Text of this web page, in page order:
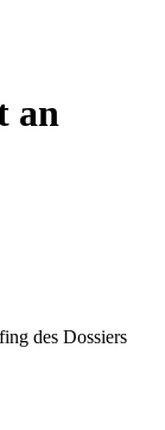
an
des Dossiers